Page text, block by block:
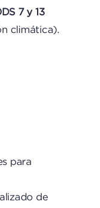
7 y 13
climática).
para
de